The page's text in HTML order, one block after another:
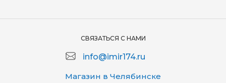
СВЯЗАТЬСЯ С НАМИ
info@imir174.ru
Магазин в Челябинске